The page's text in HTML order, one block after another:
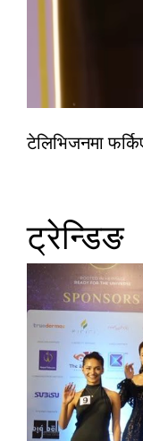
टेलिभिजनमा
ट्रेन्डिङ